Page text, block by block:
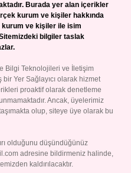
Burada yer alan içerikler
kurum ve kişiler hakkında
kurum ve kişiler ile isim
bilgiler taslak
Bilgi Teknolojileri ve İletişim
bir Yer Sağlayıcı olarak hizmet
proaktif olarak denetleme
Ancak, üyelerimiz
olup, siteye üye olarak bu
olduğunu düşündüğünüz
adresine bildirmeniz halinde,
kaldırılacaktır.